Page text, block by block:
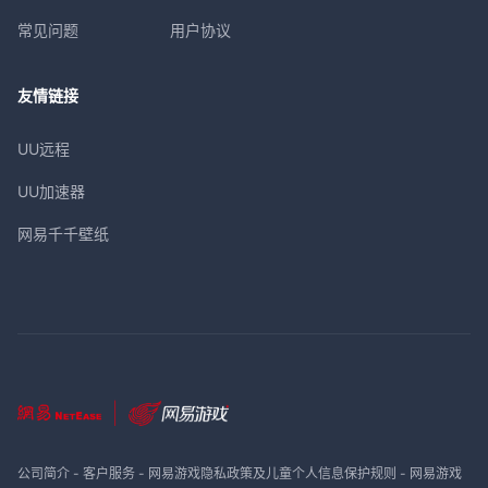
常见问题 用户协议
友情链接
UU远程
UU加速器
网易千千壁纸
公司简介- 客户服务- 网易游戏隐私政策及儿童个人信息保护规则 - 网易游戏